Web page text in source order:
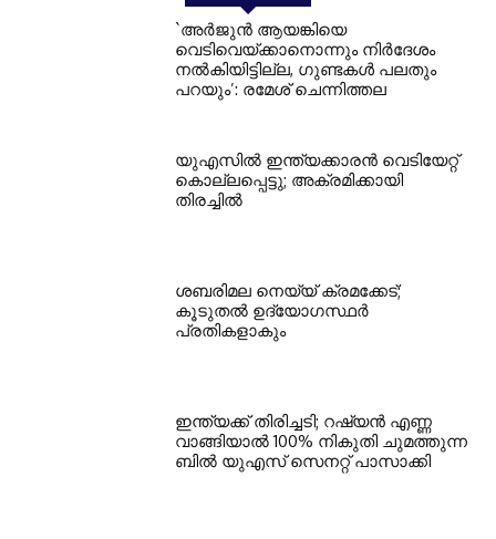
`അര്‍ജുന്‍ ആയങ്കിയെ
വെടിവെയ്ക്കാനൊന്നും നിര്‍ദേശം
നല്‍കിയിട്ടില്ല, ഗുണ്ടകള്‍ പലതും
പറയും’: രമേശ് ചെന്നിത്തല
യുഎസില്‍ ഇന്ത്യക്കാരന്‍ വെടിയേറ്റ്
കൊല്ലപ്പെട്ടു; അക്രമിക്കായി
തിരച്ചില്‍
ശബരിമല നെയ്യ് ക്രമക്കേട്;
കൂടുതല്‍ ഉദ്യോഗസ്ഥര്‍
പ്രതികളാകും
ഇന്ത്യക്ക് തിരിച്ചടി; റഷ്യന്‍ എണ്ണ
വാങ്ങിയാല്‍ 100% നികുതി ചുമത്തുന്ന
ബില്‍ യുഎസ് സെനറ്റ് പാസാക്കി